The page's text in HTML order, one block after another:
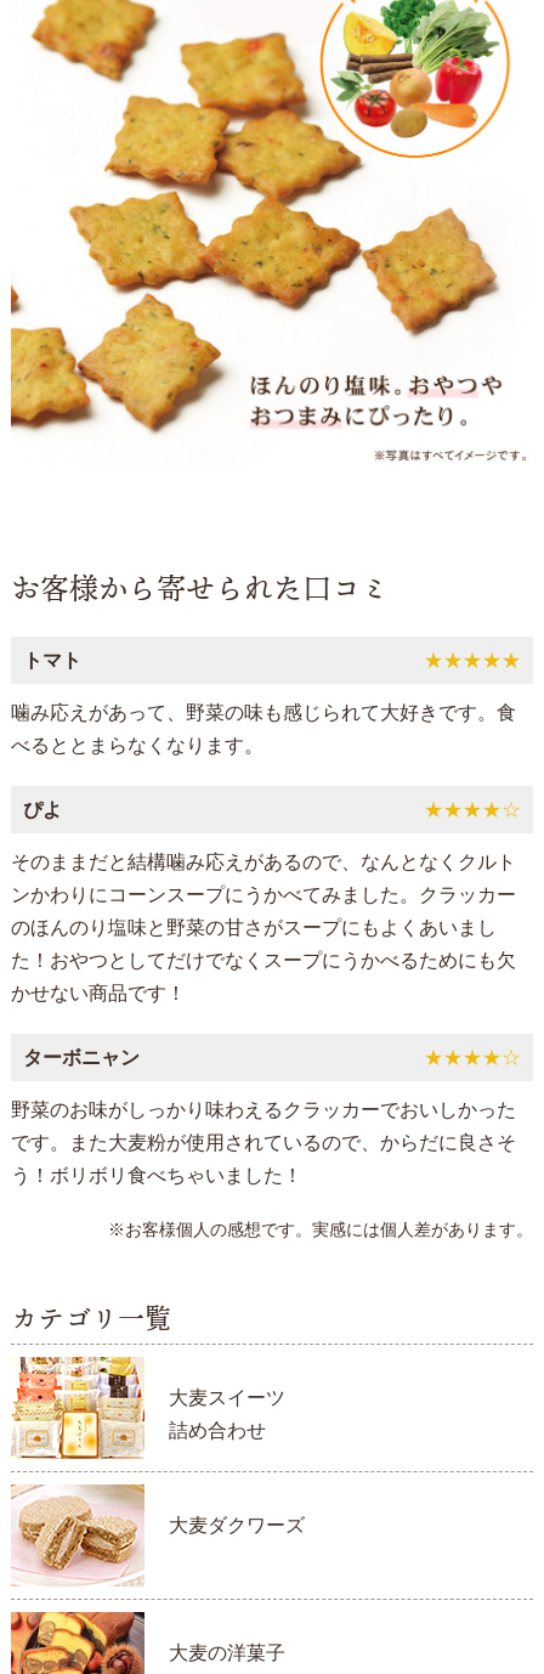
お客様から寄せられた口コミ
トマト ★★★★★
噛み応えがあって、野菜の味も感じられて大好きです。食
べるととまらなくなります。
ぴよ ★★★★☆
そのままだと結構噛み応えがあるので、なんとなくクルト
ンかわりにコーンスープにうかべてみました。クラッカー
のほんのり塩味と野菜の甘さがスープにもよくあいまし
た！おやつとしてだけでなくスープにうかべるためにも欠
かせない商品です！
ターボニャン ★★★★☆
野菜のお味がしっかり味わえるクラッカーでおいしかった
です。また大麦粉が使用されているので、からだに良さそ
う！ボリボリ食べちゃいました！
※お客様個人の感想です。実感には個人差があります。
カテゴリ一覧
大麦スイーツ
詰め合わせ
大麦ダクワーズ
大麦の洋菓子